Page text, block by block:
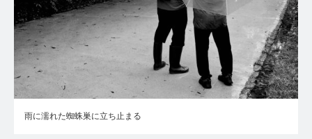
雨に濡れた蜘蛛巣に立ち止まる